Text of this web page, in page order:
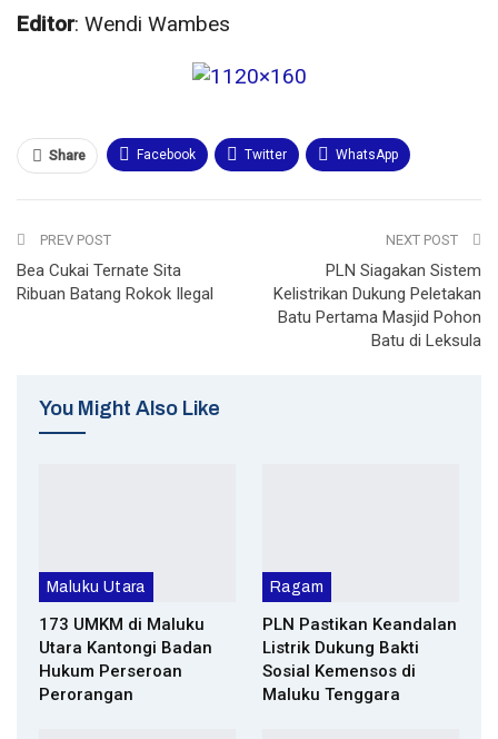
Editor: Wendi Wambes
Share Facebook Twitter WhatsApp
PREV POST
Bea Cukai Ternate Sita
Ribuan Batang Rokok Ilegal
NEXT POST
PLN Siagakan Sistem
Kelistrikan Dukung Peletakan
Batu Pertama Masjid Pohon
Batu di Leksula
You Might Also Like
Maluku Utara
173 UMKM di Maluku
Utara Kantongi Badan
Hukum Perseroan
Perorangan
Ragam
PLN Pastikan Keandalan
Listrik Dukung Bakti
Sosial Kemensos di
Maluku Tenggara